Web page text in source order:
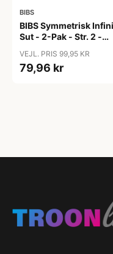
BIBS
BIBS Symmetrisk
Sut - 2-Pak - Str. 2 -
Lilac
VEJL. PRIS 99,95 KR
79,96 kr